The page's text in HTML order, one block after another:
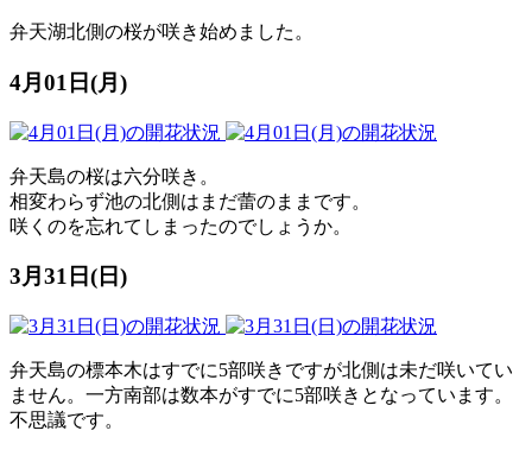
弁天湖北側の桜が咲き始めました。
4月01日(月)
弁天島の桜は六分咲き。
相変わらず池の北側はまだ蕾のままです。
咲くのを忘れてしまったのでしょうか。
3月31日(日)
弁天島の標本木はすでに5部咲きですが北側は未だ咲いてい
ません。一方南部は数本がすでに5部咲きとなっています。
不思議です。